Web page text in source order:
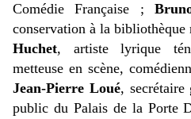
Comédie Française ;
conservation à la
Huchet, artiste lyrique
metteuse en scène,
Jean-Pierre Loué, secrétaire
public du Palais de la Porte